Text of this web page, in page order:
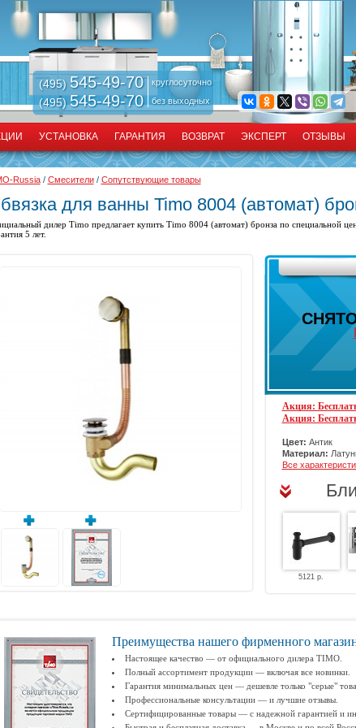
(495) 545-49-70
(495)545-49-70
круглосуточно
без выходных
УСТАНОВКА ГАРАНТИЯ ВОЗВРАТ ЭКСПЕРТ ОТЗЫВЫ
Russia/ Смесители/ Сопутствующие товары
для ванны Timo 8004 (автомат)
дилер Timo предлагает купить Timo 8004 (автомат) бронза по специальной
5 лет.
Акция:
Акция:
Цвет: Антик
Материал:
Все
5121 р.
Преимущества нашего фирменного
Настоящее качество — от официального дилера TIMO.
Полный ассортимент продукции — включая все новинки.
Гарантия минимальных цен — дешевле только "серые"
Профессиональные консультации — и лучшие отзывы.
Сертифицированные товары — с надежной гарантией и